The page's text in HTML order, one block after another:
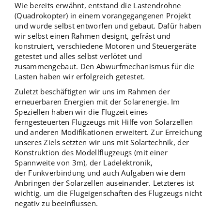
Wie bereits erwähnt, entstand die Lastendrohne
(Quadrokopter) in einem vorangegangenen Projekt
und wurde selbst entworfen und gebaut. Dafür haben
wir selbst einen Rahmen designt, gefräst und
konstruiert, verschiedene Motoren und Steuergeräte
getestet und alles selbst verlötet und
zusammengebaut. Den Abwurfmechanismus für die
Lasten haben wir erfolgreich getestet.
Zuletzt beschäftigten wir uns im Rahmen der
erneuerbaren Energien mit der Solarenergie. Im
Speziellen haben wir die Flugzeit eines
ferngesteuerten Flugzeugs mit Hilfe von Solarzellen
und anderen Modifikationen erweitert. Zur Erreichung
unseres Ziels setzten wir uns mit Solartechnik, der
Konstruktion des Modellflugzeugs (mit einer
Spannweite von 3m), der Ladelektronik,
der Funkverbindung und auch Aufgaben wie dem
Anbringen der Solarzellen auseinander. Letzteres ist
wichtig, um die Flugeigenschaften des Flugzeugs nicht
negativ zu beeinflussen.